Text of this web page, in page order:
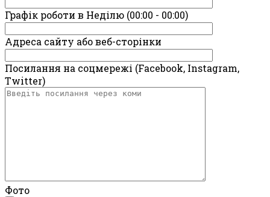
Графік роботи в Неділю (00:00 - 00:00)
Адреса сайту або веб-сторінки
Посилання на соцмережі (Facebook, Instagram,
Twitter)
Фото